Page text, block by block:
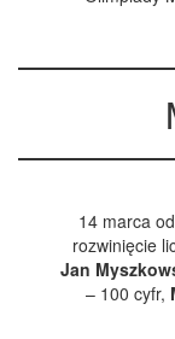
14 marca
rozwinięcie
Jan
– 100 cyfr,